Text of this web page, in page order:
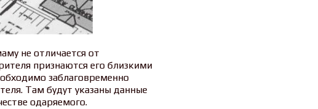
не отличается от
признаются его близкими
заблаговременно
Там будут указаны данные
одаряемого.